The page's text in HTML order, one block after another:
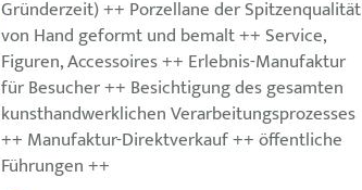
Gründerzeit) ++ Porzellane der Spitzenqualität
von Hand geformt und bemalt ++ Service,
Figuren, Accessoires ++ Erlebnis-Manufaktur
für Besucher ++ Besichtigung des gesamten
kunsthandwerklichen Verarbeitungsprozesses
++ Manufaktur-Direktverkauf ++ öffentliche
Führungen ++